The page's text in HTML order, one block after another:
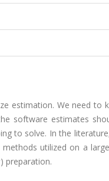
estimation. We need
software estimates
to solve. In the
utilized on a
preparation.